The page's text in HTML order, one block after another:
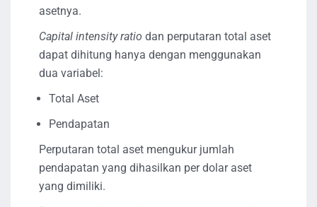
asetnya.
Capital intensity ratio dan perputaran total aset
dapat dihitung hanya dengan menggunakan
dua variabel:
Total Aset
Pendapatan
Perputaran total aset mengukur jumlah
pendapatan yang dihasilkan per dolar aset
yang dimiliki.